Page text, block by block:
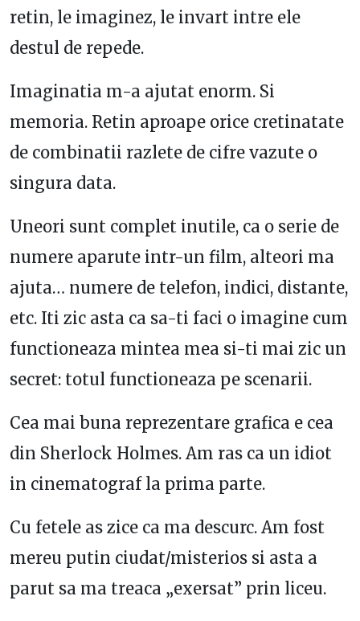
retin, le imaginez, le invart intre ele
destul de repede.
Imaginatia m-a ajutat enorm. Si
memoria. Retin aproape orice cretinatate
de combinatii razlete de cifre vazute o
singura data.
Uneori sunt complet inutile, ca o serie de
numere aparute intr-un film, alteori ma
ajuta… numere de telefon, indici, distante,
etc. Iti zic asta ca sa-ti faci o imagine cum
functioneaza mintea mea si-ti mai zic un
secret: totul functioneaza pe scenarii.
Cea mai buna reprezentare grafica e cea
din Sherlock Holmes. Am ras ca un idiot
in cinematograf la prima parte.
Cu fetele as zice ca ma descurc. Am fost
mereu putin ciudat/misterios si asta a
parut sa ma treaca „exersat” prin liceu.